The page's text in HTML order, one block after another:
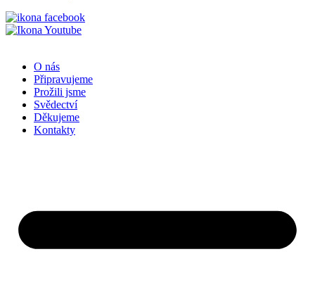
O nás
Připravujeme
Prožili jsme
Svědectví
Děkujeme
Kontakty